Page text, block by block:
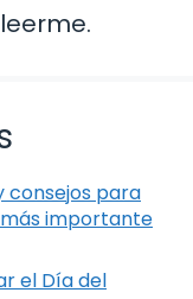
consejos para
importante
el Día del